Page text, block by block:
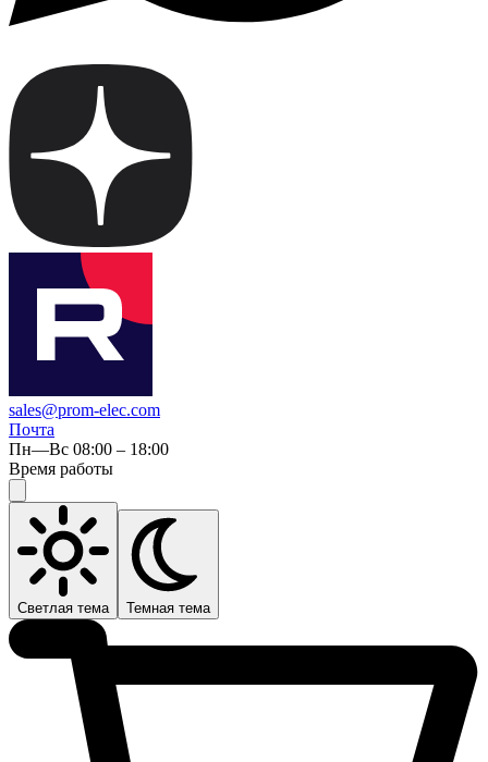
sales@prom-elec.com
Почта
Пн—Вс 08:00 – 18:00
Время работы
Светлая тема Темная тема